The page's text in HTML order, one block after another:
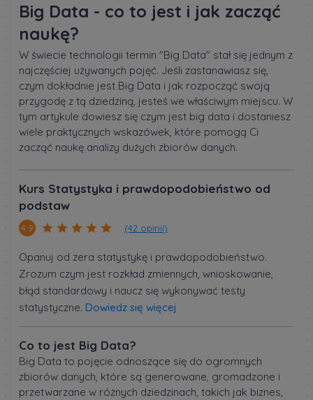
Big Data - co to jest i jak zacząć
naukę?
W świecie technologii termin "Big Data" stał się jednym z
najczęściej używanych pojęć. Jeśli zastanawiasz się,
czym dokładnie jest Big Data i jak rozpocząć swoją
przygodę z tą dziedziną, jesteś we właściwym miejscu. W
tym artykule dowiesz się czym jest big data i dostaniesz
wiele praktycznych wskazówek, które pomogą Ci
zacząć naukę analizy dużych zbiorów danych.
Kurs Statystyka i prawdopodobieństwo od
podstaw
4.9 (42 opinii)
Opanuj od zera statystykę i prawdopodobieństwo.
Zrozum czym jest rozkład zmiennych, wnioskowanie,
błąd standardowy i naucz się wykonywać testy
statystyczne. Dowiedz się więcej
Co to jest Big Data?
Big Data to pojęcie odnoszące się do ogromnych
zbiorów danych, które są generowane, gromadzone i
przetwarzane w różnych dziedzinach, takich jak biznes,